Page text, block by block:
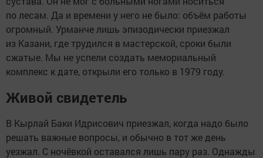
по лесам. Да и времени у него не было: объём работы
огромный. Урманче лишь эпизодически приезжал
из Казани, где трудился в мастерской, сроки были
сжатые. Мы не успели создать мемориальный
комплекс к дате, открыли его только в 1979 году.
Живой свидетель
В Кырлай Баки Идрисович приезжал, когда надо было
решать важные вопросы, и обычно в тот же день
уезжал. С ночёвкой оставался лишь пару раз. Однажды